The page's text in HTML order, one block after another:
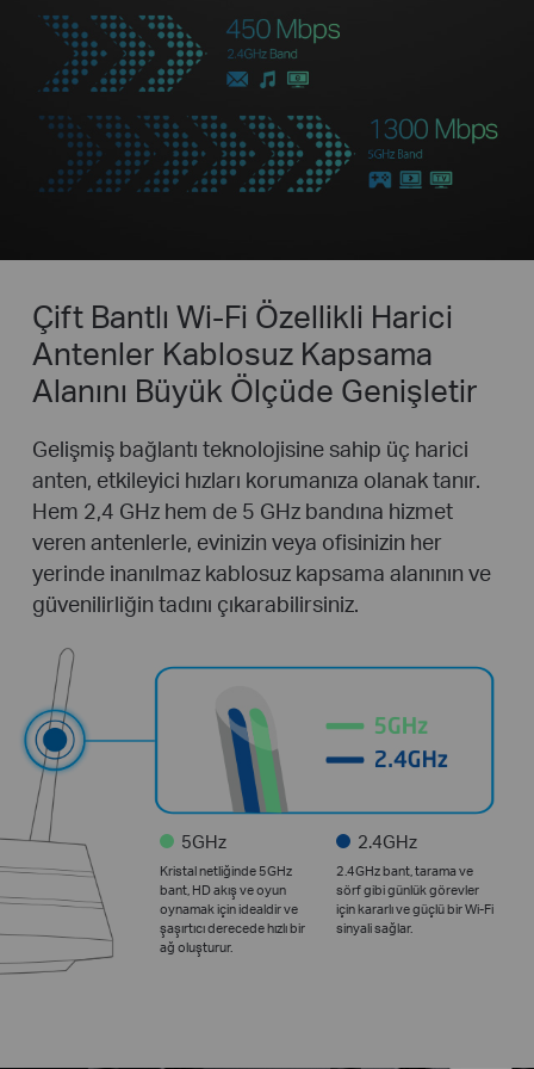
Çift Bantlı Wi-Fi Özellikli Harici
Antenler Kablosuz Kapsama
Alanını Büyük Ölçüde Genişletir
Gelişmiş bağlantı teknolojisine sahip üç harici
anten, etkileyici hızları korumanıza olanak tanır.
Hem 2,4 GHz hem de 5 GHz bandına hizmet
veren antenlerle, evinizin veya ofisinizin her
yerinde inanılmaz kablosuz kapsama alanının ve
güvenilirliğin tadını çıkarabilirsiniz.
5GHz
Kristal netliğinde 5GHz
bant, HD akış ve oyun
oynamak için idealdir ve
şaşırtıcı derecede hızlı bir
ağ oluşturur.
2.4GHz
2.4GHz bant, tarama ve
sörf gibi günlük görevler
için kararlı ve güçlü bir Wi-Fi
sinyali sağlar.